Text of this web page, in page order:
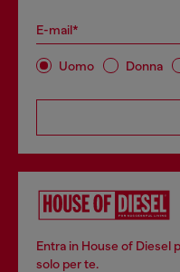
E-mail*
Uomo Donna
Entra in House of Diesel
solo per te.